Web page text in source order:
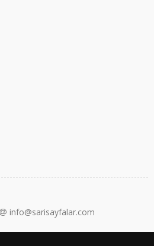
info@sarisayfalar.com
304 15 88